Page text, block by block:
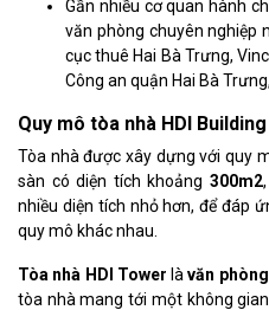
Gần nhiều cơ quan hành
văn phòng chuyên nghiệp
cục thuê Hai Bà Trưng,
Công an quận Hai Bà
Quy mô tòa nhà HDI Building
Tòa nhà được xây dựng với quy
sàn có diện tích khoảng 300m2
nhiều diện tích nhỏ hơn, để đáp
quy mô khác nhau.
Tòa nhà HDI Tower làvăn
tòa nhà mang tới một không